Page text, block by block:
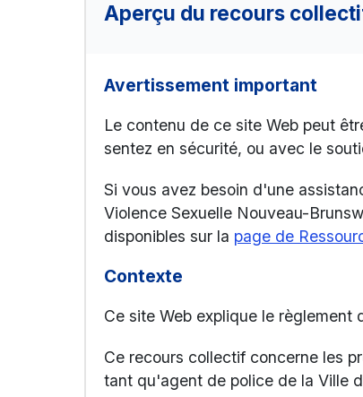
Aperçu du recours
Avertissement important
Le contenu de ce site Web peut
sentez en sécurité, ou avec le
Si vous avez besoin d'une
Violence Sexuelle Nouveau-
disponibles sur la page de
Contexte
Ce site Web explique le règlement
Ce recours collectif concerne les
tant qu'agent de police de la Ville